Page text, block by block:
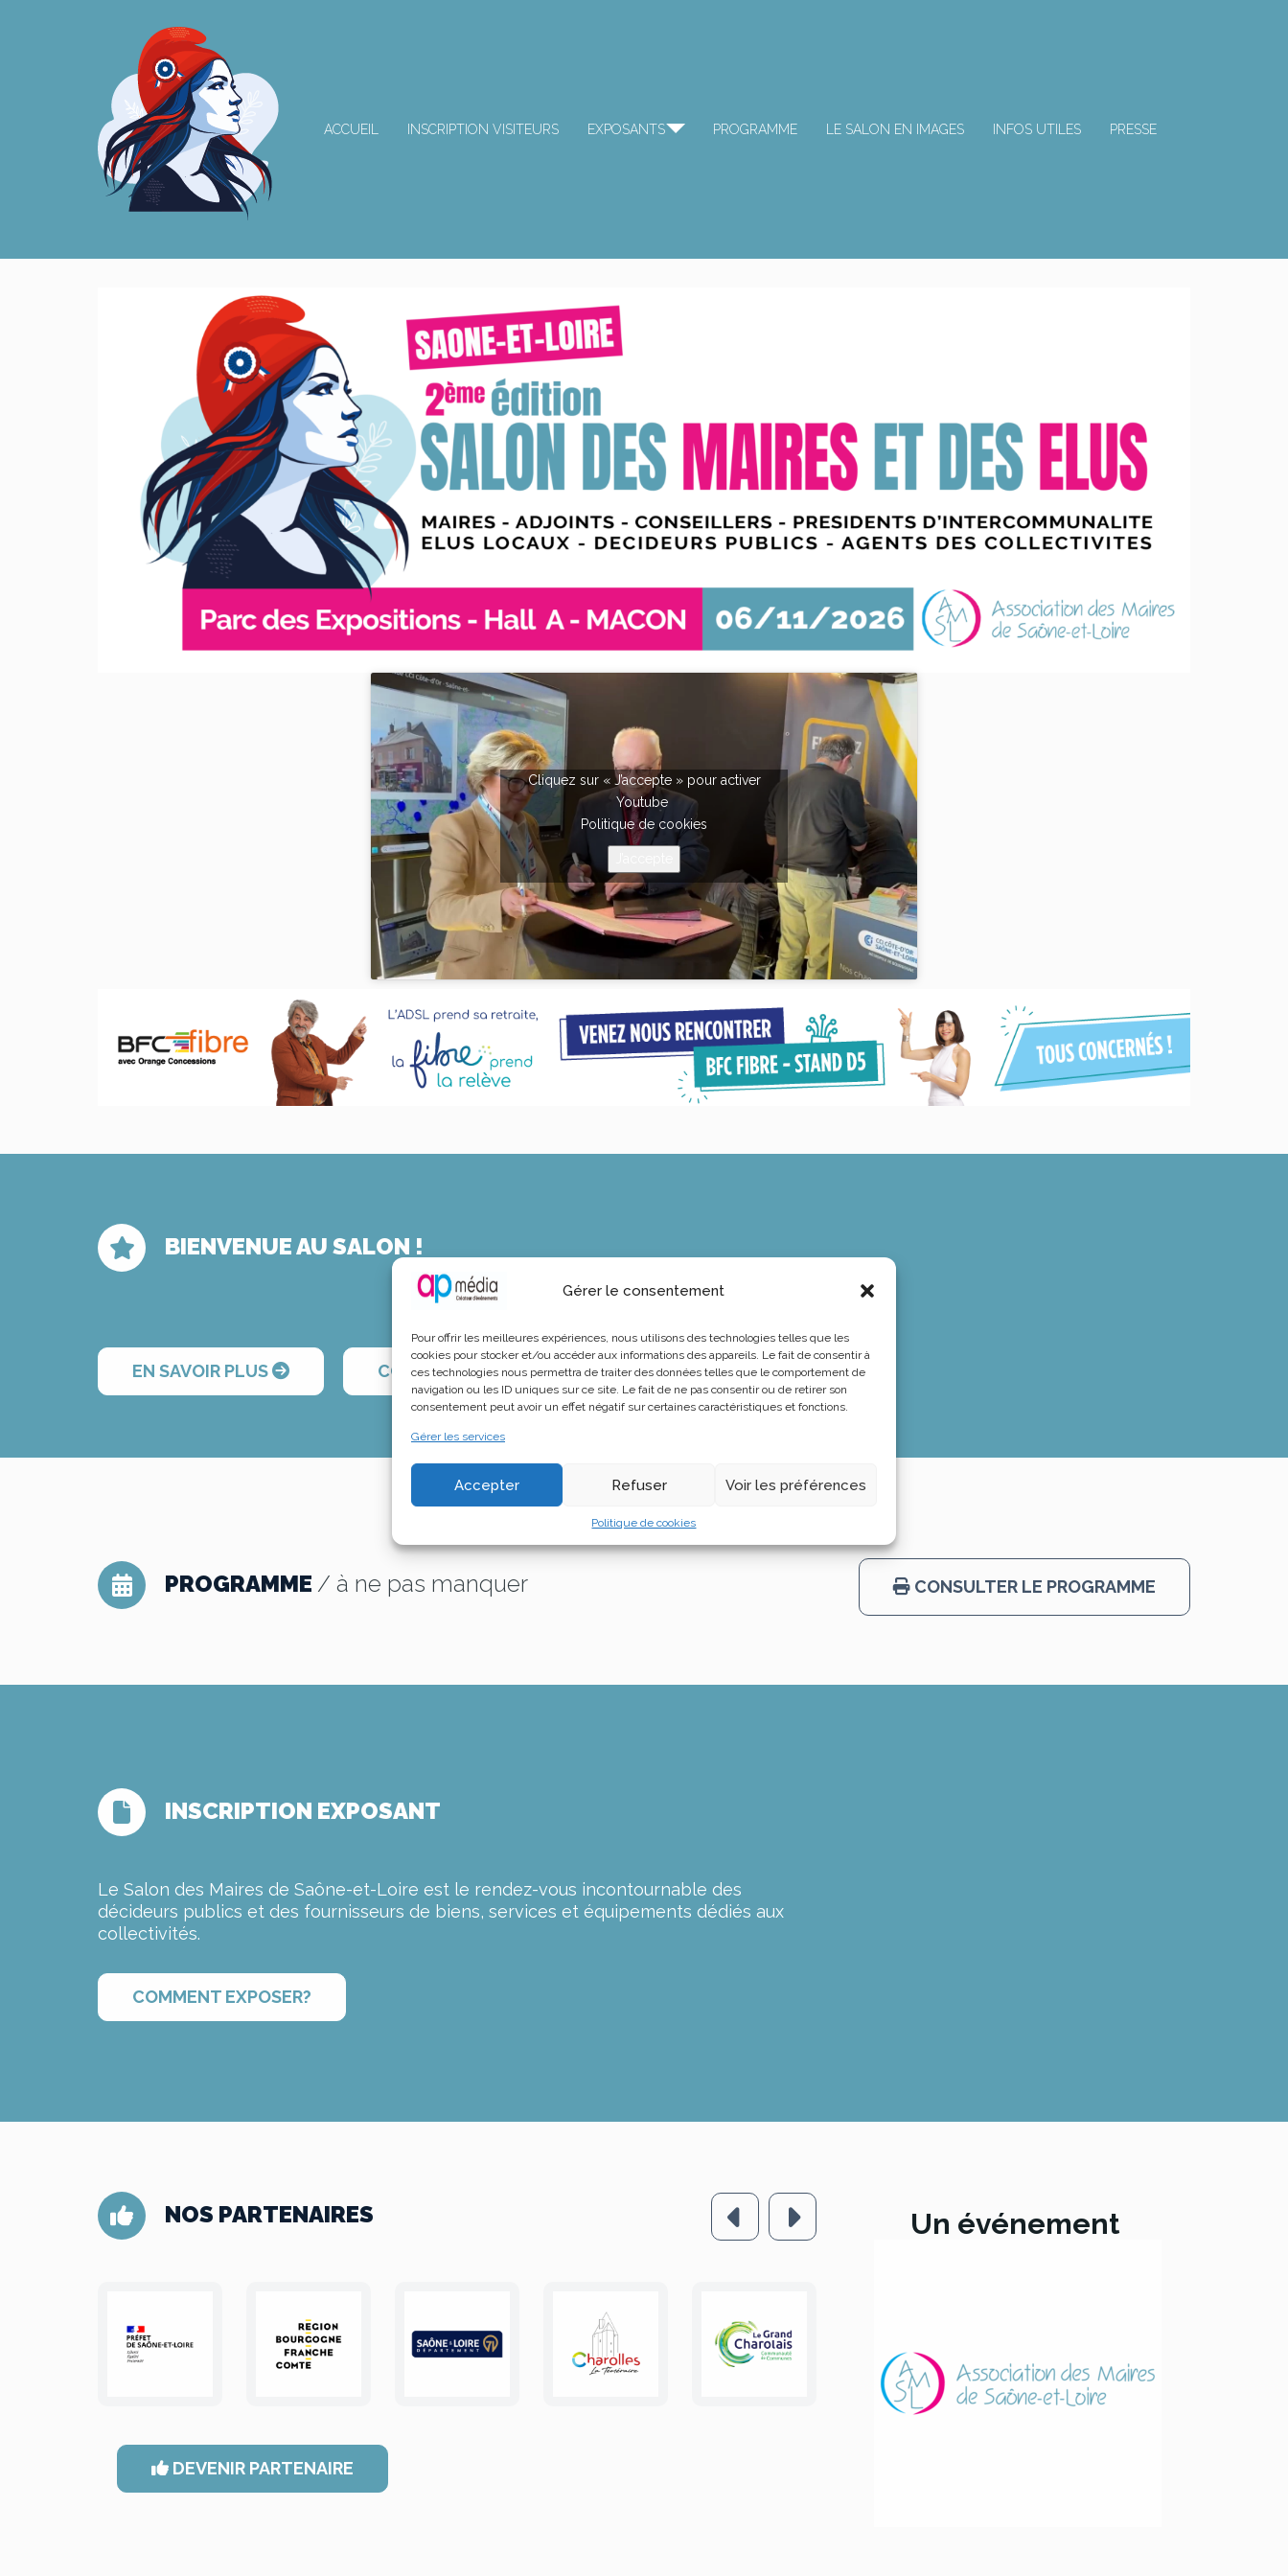
Gérer le consentement
Pour offrir les meilleures expériences, nous utilisons des technologies telles que les
cookies pour stocker et/ou accéder aux informations des appareils. Le fait de consentir à
ces technologies nous permettra de traiter des données telles que le comportement de
navigation ou les ID uniques sur ce site. Le fait de ne pas consentir ou de retirer son
consentement peut avoir un effet négatif sur certaines caractéristiques et fonctions.
Gérer les services
Accepter Refuser Voir les préférences
Politique de cookies
ACCUEIL INSCRIPTION VISITEURS EXPOSANTS PROGRAMME LE SALON EN IMAGES INFOS UTILES PRESSE
Cliquez sur « J’accepte » pour activer
Youtube
Politique de cookies
BIENVENUE AU SALON !
EN SAVOIR PLUS CONSULTER LA LISTE DES EXPOSANTS
PROGRAMME / à ne pas manquer CONSULTER LE PROGRAMME
INSCRIPTION EXPOSANT
Le Salon des Maires de Saône-et-Loire est le rendez-vous incontournable des
décideurs publics et des fournisseurs de biens, services et équipements dédiés aux
collectivités.
COMMENT EXPOSER?
NOS PARTENAIRES
DEVENIR PARTENAIRE
Un événement